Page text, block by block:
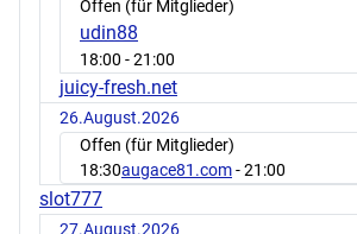
Offen (für Mitglieder)
udin88
18:00 - 21:00
juicy-fresh.net
26.August.2026
Offen (für Mitglieder)
18:30augace81.com- 21:00
slot777
27.August.2026